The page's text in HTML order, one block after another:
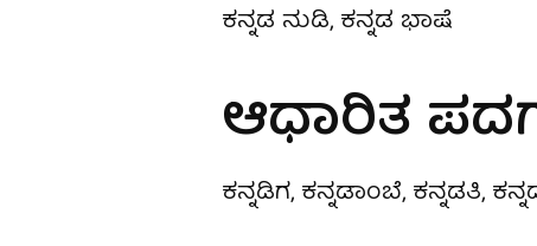
ಕನ್ನಡ ನುಡಿ, ಕನ್ನಡ ಭಾಷೆ
ಆಧಾರಿತ
ಕನ್ನಡಿಗ, ಕನ್ನಡಾಂಬೆ, ಕನ್ನಡತಿ,